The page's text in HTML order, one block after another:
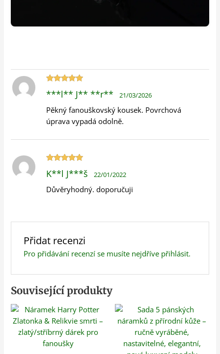
5 z 5
***l** J** **r** 21/03/2026
Pěkný fanouškovský kousek. Povrchová
úprava vypadá odolně.
5z 5
K**l J***š 22/01/2022
Důvěryhodný. doporučuji
Přidat recenzi
Pro přidávání recenzí se musíte nejdříve přihlásit.
Související produkty